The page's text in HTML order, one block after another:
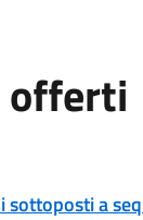
offerti
sottoposti a